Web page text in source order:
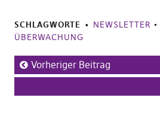
SCHLAGWORTE NEWSLETTER •
ÜBERWACHUNG
Vorheriger Beitrag